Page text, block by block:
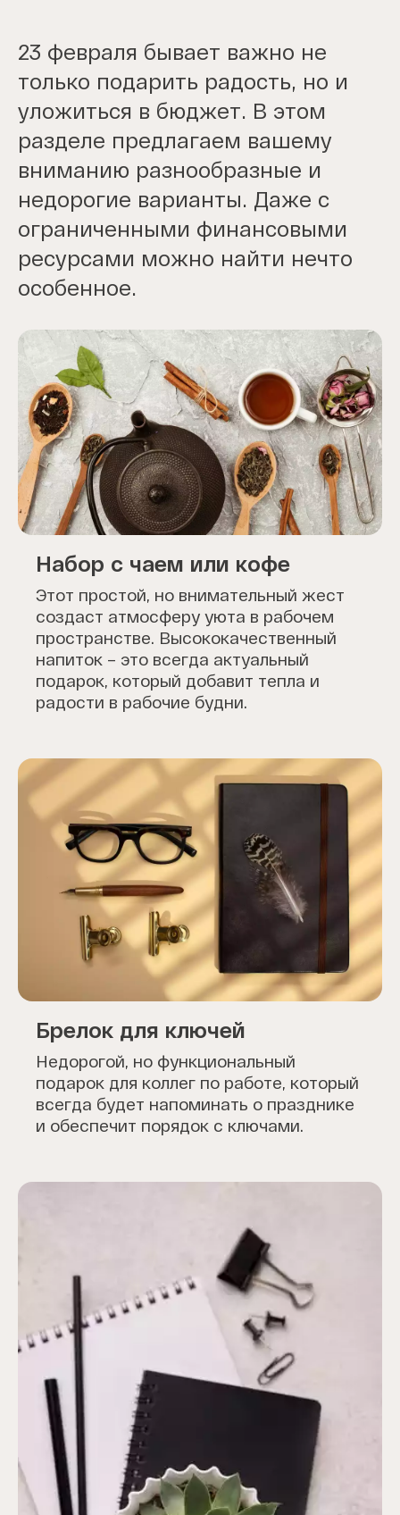
23 февраля бывает важно не
только подарить радость, но и
уложиться в бюджет. В этом
разделе предлагаем вашему
вниманию разнообразные и
недорогие варианты. Даже с
ограниченными финансовыми
ресурсами можно найти нечто
особенное.
Набор с чаем или кофе
Этот простой, но внимательный жест
создаст атмосферу уюта в рабочем
пространстве. Высококачественный
напиток – это всегда актуальный
подарок, который добавит тепла и
радости в рабочие будни.
Брелок для ключей
Недорогой, но функциональный
подарок для коллег по работе, который
всегда будет напоминать о празднике
и обеспечит порядок с ключами.